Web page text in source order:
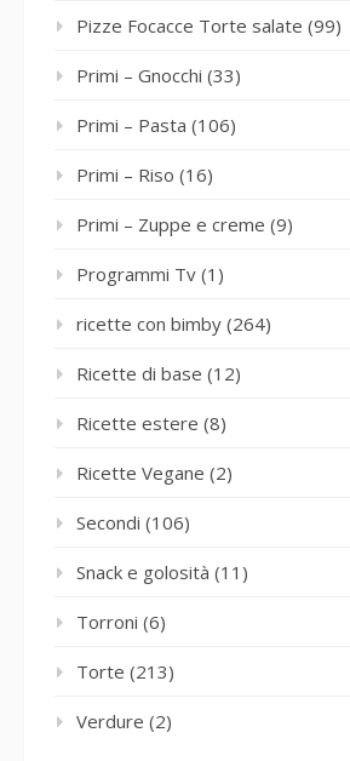
Pizze Focacce Torte salate (99)
Primi – Gnocchi (33)
Primi – Pasta (106)
Primi – Riso (16)
Primi – Zuppe e creme (9)
Programmi Tv (1)
ricette con bimby (264)
Ricette di base (12)
Ricette estere (8)
Ricette Vegane (2)
Secondi (106)
Snack e golosità (11)
Torroni (6)
Torte (213)
Verdure (2)